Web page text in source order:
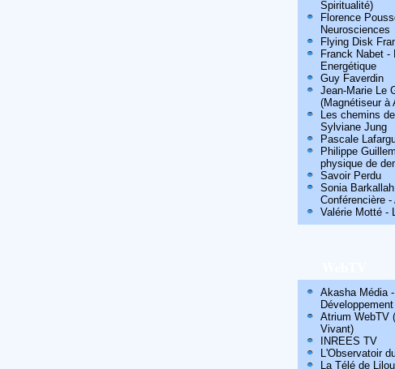
Spiritualité)
Florence
Neurosciences
Flying Disk
Franck Nabet -
Energétique
Guy Faverdin
Jean-Marie Le
(Magnétiseur à
Les chemins
Sylviane Jung
Pascale
Philippe
physique de
Savoir Perdu
Sonia
Conférencière -
Valérie Motté -
Akasha Média -
Atrium WebTV
Vivant)
INREES TV
L'Observatoir
La Télé de Lilou